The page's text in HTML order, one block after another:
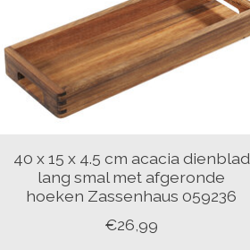
40 x 15 x 4.5 cm acacia dienblad
lang smal met afgeronde
hoeken Zassenhaus 059236
€26,99